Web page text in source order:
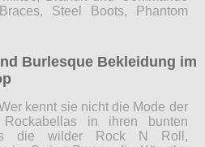
Steel Boots, Phantom
Burlesque Bekleidung im
kennt sie nicht die Mode der
in ihren bunten
die wilder Rock N Roll,